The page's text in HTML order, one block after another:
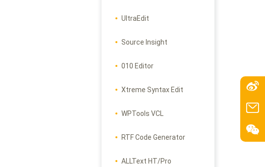
UltraEdit
Source Insight
010 Editor
Xtreme Syntax Edit
WPTools VCL
RTF Code Generator
ALLText HT/Pro